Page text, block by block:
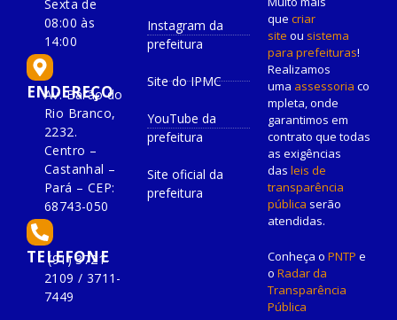
Sexta de
08:00 às
14:00
ENDEREÇO
Av. Barão do
Rio Branco,
2232.
Centro –
Castanhal –
Pará – CEP:
68743-050
TELEFONE
(91) 3721-
2109 / 3711-
7449
Instagram da
prefeitura
Site do IPMC
YouTube da
prefeitura
Site oficial da
prefeitura
que criar
site ou sistema
para prefeituras!
Realizamos
uma assessoria co
mpleta, onde
garantimos em
contrato que todas
as exigências
das leis de
transparência
pública serão
atendidas.
Conheça o PNTP e
o Radar da
Transparência
Pública